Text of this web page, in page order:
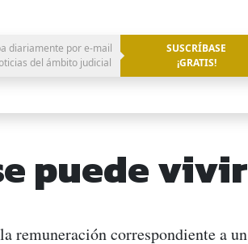
diariamente por e-mail
del ámbito judicial
SUSCRÍBASE
¡GRATIS!
puede vivir
remuneración correspondiente a un